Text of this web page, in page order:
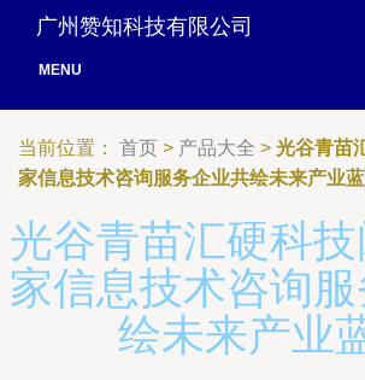
广州赞知科技有限公司
MENU
当前位置： 首页 > 产品大全 > 光谷青苗
家信息技术咨询服务企业共绘未来产业
光谷青苗汇硬科
家信息技术咨询
绘未来产业